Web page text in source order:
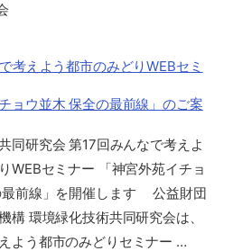
考えよう都市のみどりWEBセミ
ョウ並木 保全の最前線」のご案
同研究会 第17回みんなで考えよ
WEBセミナー 「神宮外苑イチョ
最前線」を開催します 公益財団
構 環境緑化技術共同研究会は、
えよう都市のみどりセミナー …